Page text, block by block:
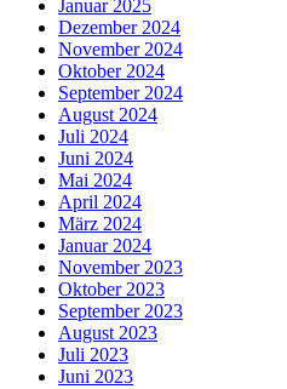
Januar 2025
Dezember 2024
November 2024
Oktober 2024
September 2024
August 2024
Juli 2024
Juni 2024
Mai 2024
April 2024
März 2024
Januar 2024
November 2023
Oktober 2023
September 2023
August 2023
Juli 2023
Juni 2023